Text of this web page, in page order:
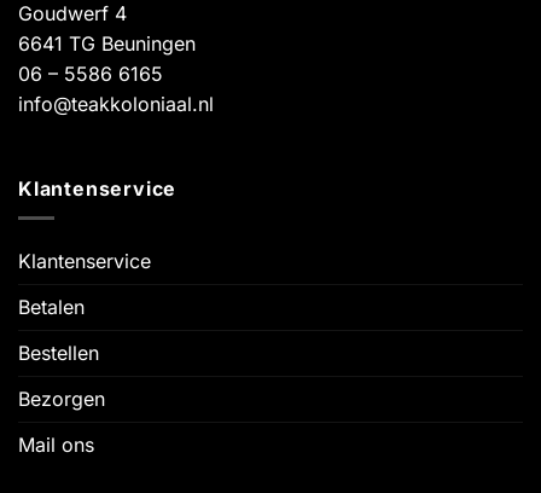
Goudwerf 4
6641 TG Beuningen
06 – 5586 6165
info@teakkoloniaal.nl
Klantenservice
Klantenservice
Betalen
Bestellen
Bezorgen
Mail ons